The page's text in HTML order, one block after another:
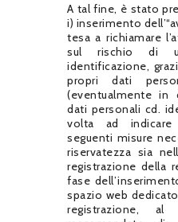
A tal fine, è stato
i) inserimento
tesa a richiamare
sul rischio di
identificazione,
propri dati
(eventualmente in
dati personali cd.
volta ad
seguenti misure
riservatezza sia
registrazione della
fase
spazio web
registrazione,